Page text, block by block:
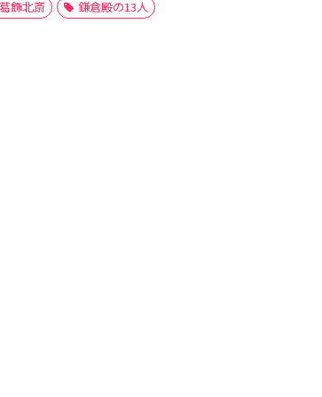
葛飾北斎 鎌倉殿の13人